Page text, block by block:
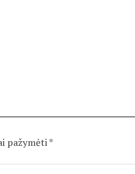
pažymėti*